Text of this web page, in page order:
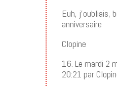
Euh, j’oubliais,
anniversaire
Clopine
16. Le mardi 2
20:21 par